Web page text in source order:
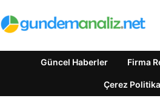
Güncel Haberler Firma
Çerez